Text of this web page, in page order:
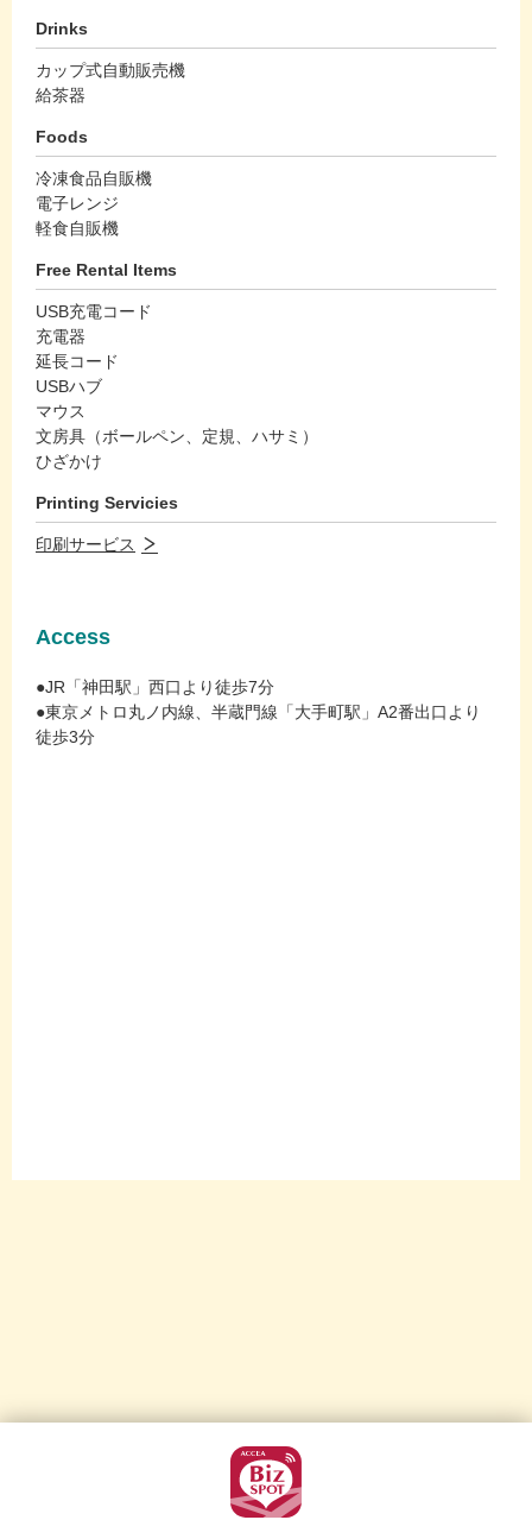
Drinks
カップ式自動販売機
給茶器
Foods
冷凍食品自販機
電子レンジ
軽食自販機
Free Rental Items
USB充電コード
充電器
延長コード
USBハブ
マウス
文房具（ボールペン、定規、ハサミ）
ひざかけ
Printing Servicies
印刷サービス
Access
●JR「神田駅」西口より徒歩7分
●東京メトロ丸ノ内線、半蔵門線「大手町駅」A2番出口より
徒歩3分